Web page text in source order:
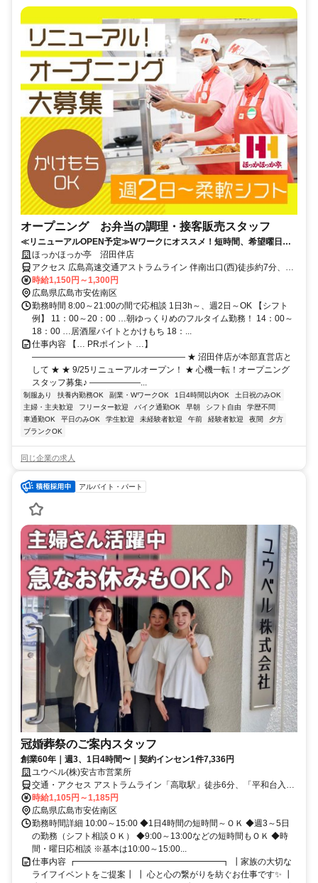
オープニング お弁当の調理・接客販売スタッフ
≪リニューアルOPEN予定≫Wワークにオススメ！短時間、希望曜日な
ど相談OK！プライベートと両立したい方にオススメ★
ほっかほっか亭 沼田伴店
アクセス 広島高速交通アストラムライン 伴南出口(西)徒歩約7分、広
島高速交通アストラムライン 大原（広島県）東出口徒歩約14分、広
島高速交通アストラムライン 長楽寺南出口徒歩約16分 伴駅より徒歩
6分
時給1,150円～1,300円
広島県広島市安佐南区
勤務時間 8:00～21:00の間で応相談 1日3h～、週2日～OK 【シフト
例】 11：00～20：00 …朝ゆっくりめのフルタイム勤務！ 14：00～
18：00 …居酒屋バイトとかけもち 18：...
仕事内容 【… PRポイント …】
―――――――――――――――――― ★ 沼田伴店が本部直営店と
して ★ ★ 9/25リニューアルオープン！ ★ 心機一転！オープニング
スタッフ募集♪ ――――――...
制服あり 扶養内勤務OK 副業・WワークOK 1日4時間以内OK
土日祝のみOK
主婦・主夫歓迎
フリーター歓迎 バイク通勤OK 早朝 シフト自由
学歴不問
車通勤OK
平日のみOK 学生歓迎 未経験者歓迎 午前 経験者歓迎 夜間
夕方
ブランクOK
同じ企業の求人
アルバイト・パート
冠婚葬祭のご案内スタッフ
創業60年｜週3、1日4時間〜｜契約インセン1件7,336円
ユウベル(株)安古市営業所
交通・アクセス アストラムライン「高取駅」徒歩6分、「平和台入
口」バス停すぐ！
時給1,105円～1,185円
広島県広島市安佐南区
勤務時間詳細 10:00～15:00 ◆1日4時間の短時間～ＯＫ ◆週3～5日
の勤務（シフト相談ＯＫ） ◆9:00～13:00などの短時間もＯＫ ◆時
間・曜日応相談 ※基本は10:00～15:00...
仕事内容 ┏━━━━━━━━━━━━━━━━━┓ ┃家族の大切な
ライフイベントをご提案┃ ┃ 心と心の繋がりを紡ぐお仕事です✨ ┃